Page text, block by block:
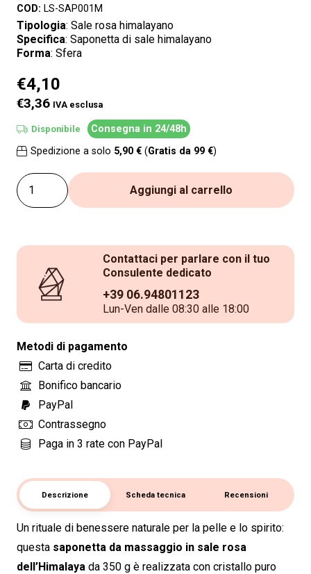
COD: LS-SAP001M
Tipologia: Sale rosa himalayano
Specifica: Saponetta di sale himalayano
Forma: Sfera
€4,10
€3,36 IVA esclusa
Disponibile
Consegna in 24/48h
Spedizione a solo 5,90 €(Gratis da 99 €)
Saponetta
di
naturale
Circolare
liscia
corpo
quantità
Aggiungi al carrello
Contattaci per parlare con il tuo
Consulente dedicato
+39 06.94801123
Lun-Ven dalle 08:30 alle 18:00
Metodi di pagamento
Carta di credito
Bonifico bancario
PayPal
Contrassegno
Paga in 3 rate con PayPal
Descrizione Scheda tecnica Recensioni
Un rituale di benessere naturale per la pelle e lo spirito:
questa saponetta da massaggio in sale rosa
dell’Himalaya da 350 g è realizzata con cristallo puro